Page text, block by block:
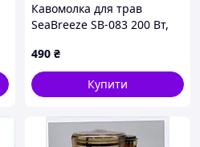
Кавомолка для трав
SeaBreeze SB-083 200 Вт,
дрібного помелу UD-99
490 ₴
Купити